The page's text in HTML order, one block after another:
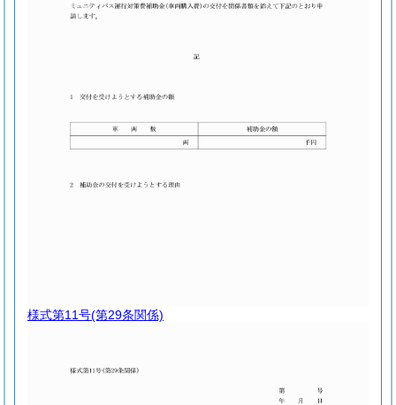
様式第11号(第29条関係)